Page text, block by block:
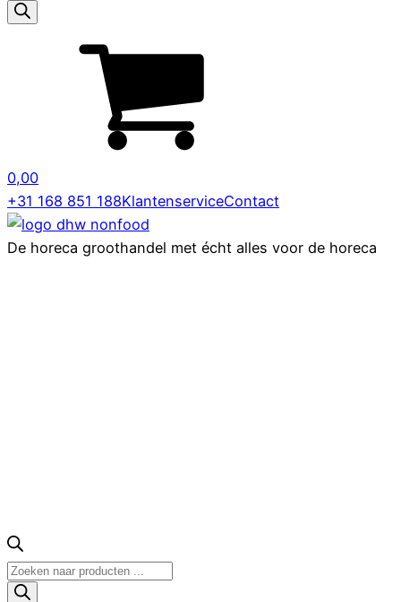
zoeken
0,00
+31 168 851 188KlantenserviceContact
De horeca groothandel met écht alles voor de horeca
Producten
zoeken